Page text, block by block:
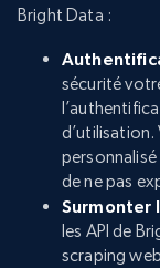
Bright Data :
sécurité
d’utilisation.
de ne pas
Surmonter
les API de
scraping